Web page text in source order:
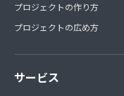
プロジェクトの作り方
プロジェクトの広め方
サービス